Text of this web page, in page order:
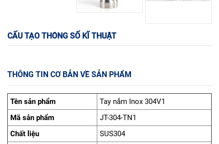
CẤU TẠO THÔNG SỐ KĨ THUẬT
THÔNG TIN CƠ BẢN VỀ SẢN PHẨM
Tên sản phẩm
Tay nắm Inox 304V1
Mã sản phẩm
JT-304-TN1
Chất liệu
SUS304